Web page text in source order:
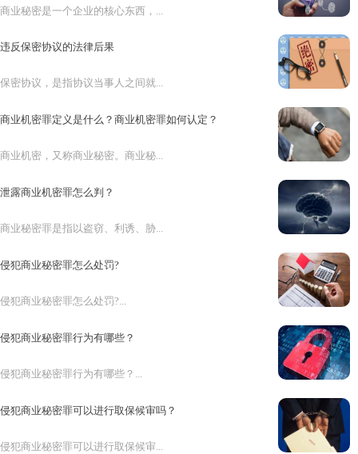
商业秘密是一个企业的核心东西，...
违反保密协议的法律后果
保密协议，是指协议当事人之间就...
商业机密罪定义是什么？商业机密罪如何认定？
商业机密，又称商业秘密。商业秘...
泄露商业机密罪怎么判？
商业秘密罪是指以盗窃、利诱、胁...
侵犯商业秘密罪怎么处罚?
侵犯商业秘密罪怎么处罚?...
侵犯商业秘密罪行为有哪些？
侵犯商业秘密罪行为有哪些？...
侵犯商业秘密罪可以进行取保候审吗？
侵犯商业秘密罪可以进行取保候审...